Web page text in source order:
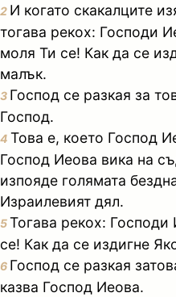
2 И когато скакалците
тогава рекох: Господи
моля Ти се! Как да се
малък.
3 Господ се разкая за
Господ.
4 Това е, което Господ
Господ Иеова вика на
изпояде голямата
Израилевият дял.
5Тогава рекох:
се! Как да се издигне
6 Господ се разкая
казва Господ Иеова.